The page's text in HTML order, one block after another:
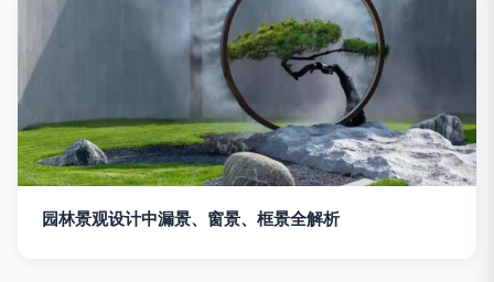
园林景观设计中漏景、窗景、框景全解析